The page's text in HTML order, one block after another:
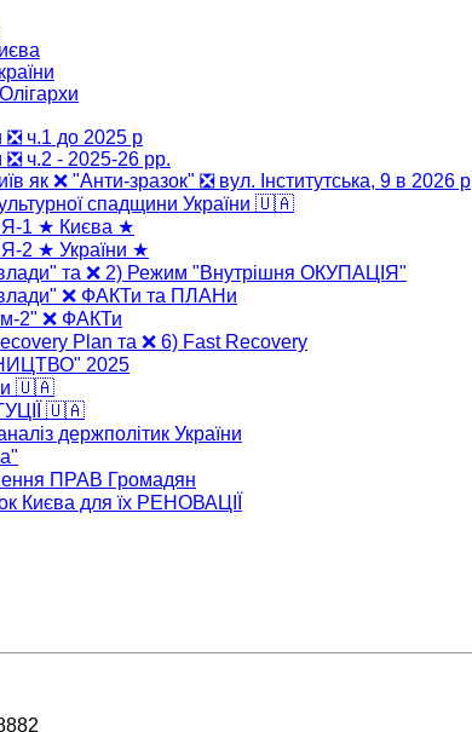
ч.1 до 2025 р
ч.2 - 2025-26 рр.
як ❌ "Анти-зразок" ❎ вул. Інститутська, 9 в 2026 р
спадщини України 🇺🇦
1 ★ Києва ★
2 ★ України ★
та ❌ 2) Режим "Внутрішня ОКУПАЦІЯ"
❌ ФАКТи та ПЛАНи
2" ❌ ФАКТи
Plan та ❌ 6) Fast Recovery
2025
🇺🇦
🇺🇦
держполітик України
ПРАВ Громадян
для їх РЕНОВАЦІЇ